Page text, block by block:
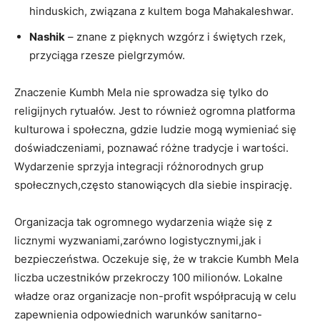
hinduskich, związana z kultem boga Mahakaleshwar.
Nashik – znane z pięknych wzgórz i świętych rzek,
przyciąga rzesze pielgrzymów.
Znaczenie Kumbh Mela nie sprowadza się tylko do
religijnych rytuałów. Jest to również ogromna platforma
kulturowa i społeczna, gdzie ludzie mogą wymieniać się
doświadczeniami, poznawać różne tradycje i wartości.
Wydarzenie sprzyja integracji różnorodnych grup
społecznych,często stanowiących dla siebie inspirację.
Organizacja tak ogromnego wydarzenia wiąże się z
licznymi wyzwaniami,zarówno logistycznymi,jak i
bezpieczeństwa. Oczekuje się, że w trakcie Kumbh Mela
liczba uczestników przekroczy 100 milionów. Lokalne
władze oraz organizacje non-profit współpracują w celu
zapewnienia odpowiednich warunków sanitarno-